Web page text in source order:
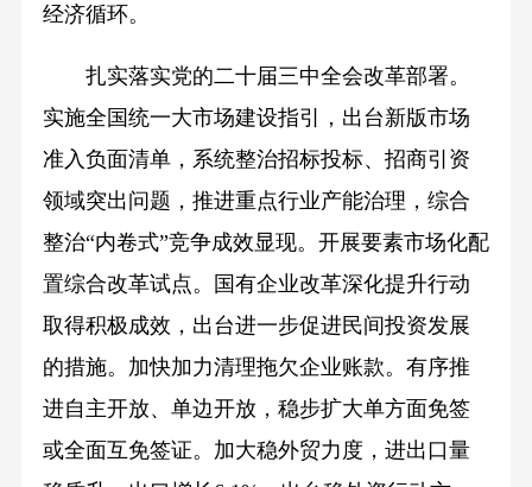
经济循环。
扎实落实党的二十届三中全会改革部署。
实施全国统一大市场建设指引，出台新版市场
准入负面清单，系统整治招标投标、招商引资
领域突出问题，推进重点行业产能治理，综合
整治“内卷式”竞争成效显现。开展要素市场化配
置综合改革试点。国有企业改革深化提升行动
取得积极成效，出台进一步促进民间投资发展
的措施。加快加力清理拖欠企业账款。有序推
进自主开放、单边开放，稳步扩大单方面免签
或全面互免签证。加大稳外贸力度，进出口量